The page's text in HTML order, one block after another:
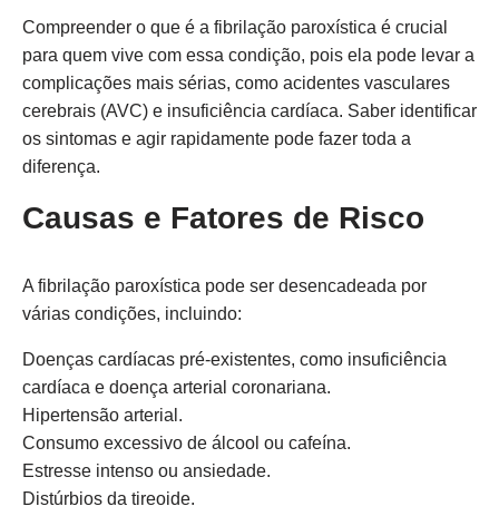
Compreender o que é a fibrilação paroxística é crucial
para quem vive com essa condição, pois ela pode levar a
complicações mais sérias, como acidentes vasculares
cerebrais (AVC) e insuficiência cardíaca. Saber identificar
os sintomas e agir rapidamente pode fazer toda a
diferença.
Causas e Fatores de Risco
A fibrilação paroxística pode ser desencadeada por
várias condições, incluindo:
Doenças cardíacas pré-existentes, como insuficiência
cardíaca e doença arterial coronariana.
Hipertensão arterial.
Consumo excessivo de álcool ou cafeína.
Estresse intenso ou ansiedade.
Distúrbios da tireoide.